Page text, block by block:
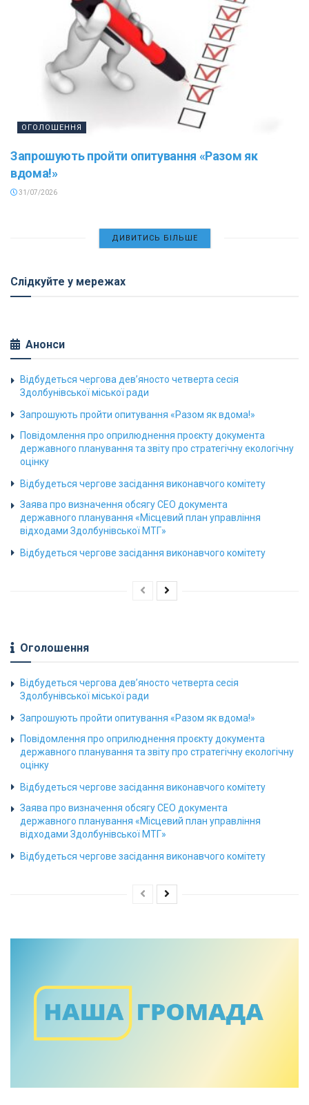
ОГОЛОШЕННЯ
Запрошують пройти опитування «Разом як
вдома!»
31/07/2026
ДИВИТИСЬ БІЛЬШЕ
Слідкуйте у мережах
Анонси
Відбудеться чергова дев’яносто четверта сесія
Здолбунівської міської ради
Запрошують пройти опитування «Разом як вдома!»
Повідомлення про оприлюднення проєкту документа
державного планування та звіту про стратегічну екологічну
оцінку
Відбудеться чергове засідання виконавчого комітету
Заява про визначення обсягу СЕО документа
державного планування «Місцевий план управління
відходами Здолбунівської МТГ»
Відбудеться чергове засідання виконавчого комітету
Оголошення
Відбудеться чергова дев’яносто четверта сесія
Здолбунівської міської ради
Запрошують пройти опитування «Разом як вдома!»
Повідомлення про оприлюднення проєкту документа
державного планування та звіту про стратегічну екологічну
оцінку
Відбудеться чергове засідання виконавчого комітету
Заява про визначення обсягу СЕО документа
державного планування «Місцевий план управління
відходами Здолбунівської МТГ»
Відбудеться чергове засідання виконавчого комітету